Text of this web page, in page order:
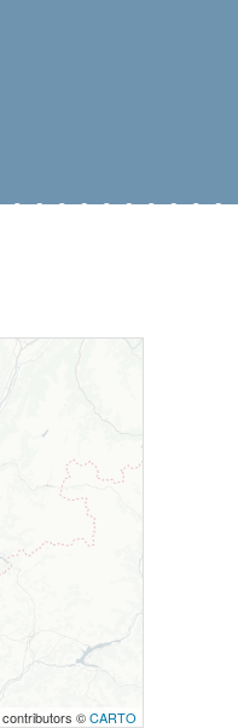
contributors ©CARTO